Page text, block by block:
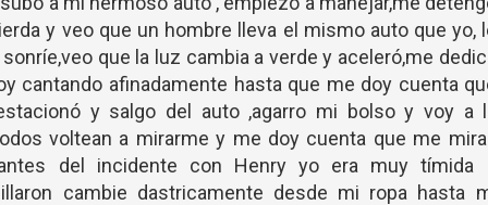
y veo que un hombre lleva el mismo auto que yo,
que la luz cambia a verde y aceleró,me
cantando afinadamente hasta que me doy cuenta
y salgo del auto ,agarro mi bolso y voy a
voltean a mirarme y me doy cuenta que me
del incidente con Henry yo era muy tímida
cambie dastricamente desde mi ropa hasta